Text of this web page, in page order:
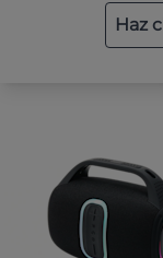
Haz